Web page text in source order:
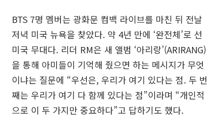
BTS 7명 멤버는 광화문 컴백 라이브를 마친 뒤 전날
저녁 미국 뉴욕을 찾았다. 약 4년 만에 ‘완전체’로 선
미국 무대다. 리더 RM은 새 앨범 ‘아리랑’(ARIRANG)
을 통해 아미들이 기억해 줬으면 하는 메시지가 무엇
이냐는 질문에 “우선은, 우리가 여기 있다는 점. 두 번
째는 우리가 여기 다 함께 있다는 점”이라며 “개인적
으로 이 두 가지만 중요하다”고 답하기도 했다.